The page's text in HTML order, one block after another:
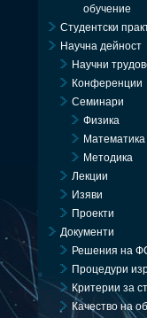
обучение
Студентски
Научна дейност
Научни
Конференции
Семинари
Физика
Математика
Методика
Лекции
Изяви
Проекти
Документи
Решения на
Процедури
Критерии за
Качество на